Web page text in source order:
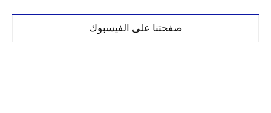
صفحتنا على الفيسبوك